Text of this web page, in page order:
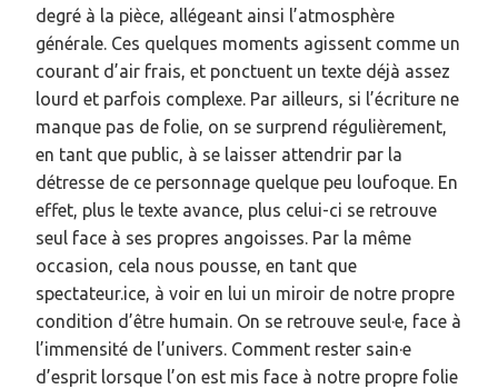
degré à la pièce, allégeant ainsi l’atmosphère
générale. Ces quelques moments agissent comme un
courant d’air frais, et ponctuent un texte déjà assez
lourd et parfois complexe. Par ailleurs, si l’écriture ne
manque pas de folie, on se surprend régulièrement,
en tant que public, à se laisser attendrir par la
détresse de ce personnage quelque peu loufoque. En
effet, plus le texte avance, plus celui-ci se retrouve
seul face à ses propres angoisses. Par la même
occasion, cela nous pousse, en tant que
spectateur.ice, à voir en lui un miroir de notre propre
condition d’être humain. On se retrouve seul·e, face à
l’immensité de l’univers. Comment rester sain·e
d’esprit lorsque l’on est mis face à notre propre folie